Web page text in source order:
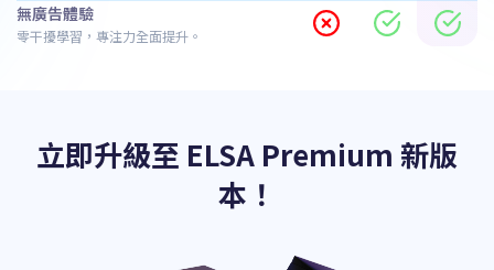
無廣告體驗
零干擾學習，專注力全面提升。
立即升級至 ELSA Premium 新版
本！